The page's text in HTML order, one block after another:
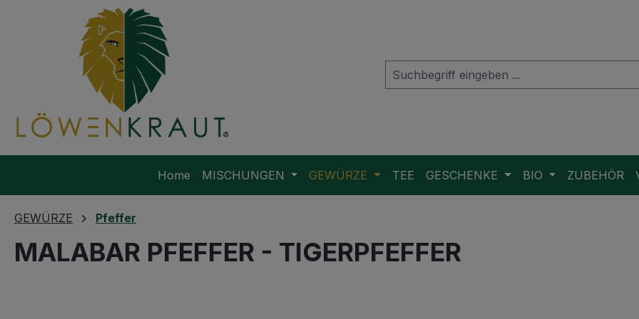
Hauptinhalt springen
Zur Suche springen
Zur Hauptnavigation springen
Home MISCHUNGEN GEWÜRZE TEE GESCHENKE BIO ZUBEHÖR
GEWÜRZE Pfeffer
MALABAR PFEFFER - TIGERPFEFFER